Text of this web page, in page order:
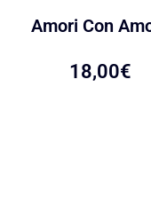
Amori Con
18,00€